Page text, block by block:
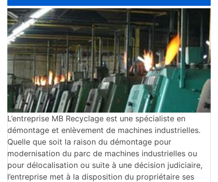
L’entreprise MB Recyclage est une spécialiste en
démontage et enlèvement de machines industrielles.
Quelle que soit la raison du démontage pour
modernisation du parc de machines industrielles ou
pour délocalisation ou suite à une décision judiciaire,
l’entreprise met à la disposition du propriétaire ses